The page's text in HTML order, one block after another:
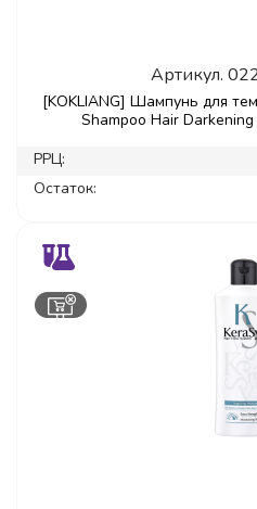
Артикул.
[KOKLIANG] Шампунь для
Shampoo Hair
РРЦ:
Остаток: